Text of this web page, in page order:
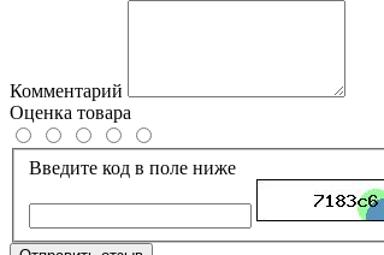
Комментарий
Оценка товара
Введите код в поле ниже